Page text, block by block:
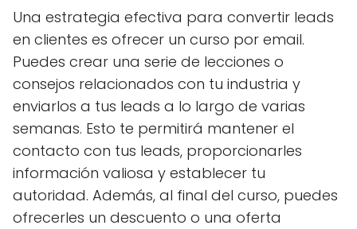
Una estrategia efectiva para convertir leads
en clientes es ofrecer un curso por email.
Puedes crear una serie de lecciones o
consejos relacionados con tu industria y
enviarlos a tus leads a lo largo de varias
semanas. Esto te permitirá mantener el
contacto con tus leads, proporcionarles
información valiosa y establecer tu
autoridad. Además, al final del curso, puedes
ofrecerles un descuento o una oferta